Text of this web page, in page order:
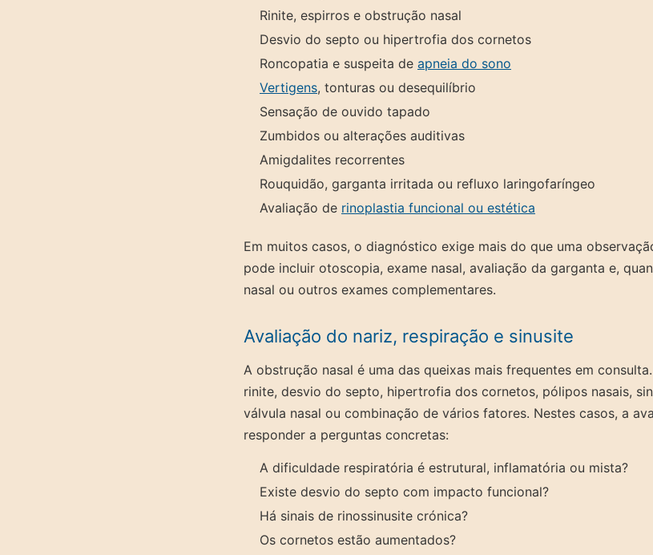
Rinite, espirros e obstrução nasal
Desvio do septo ou hipertrofia dos cornetos
Roncopatia e suspeita de apneia do sono
Vertigens, tonturas ou desequilíbrio
Sensação de ouvido tapado
Zumbidos ou alterações auditivas
Amigdalites recorrentes
Rouquidão, garganta irritada ou refluxo laringofaríngeo
Avaliação de rinoplastia funcional ou estética
Em muitos casos, o diagnóstico exige mais do que uma
pode incluir otoscopia, exame nasal, avaliação da garganta e,
nasal ou outros exames complementares.
Avaliação do nariz, respiração e sinusite
A obstrução nasal é uma das queixas mais frequentes em
rinite, desvio do septo, hipertrofia dos cornetos, pólipos nasais,
válvula nasal ou combinação de vários fatores. Nestes casos, a
responder a perguntas concretas:
A dificuldade respiratória é estrutural, inflamatória ou mista?
Existe desvio do septo com impacto funcional?
Há sinais de rinossinusite crónica?
Os cornetos estão aumentados?